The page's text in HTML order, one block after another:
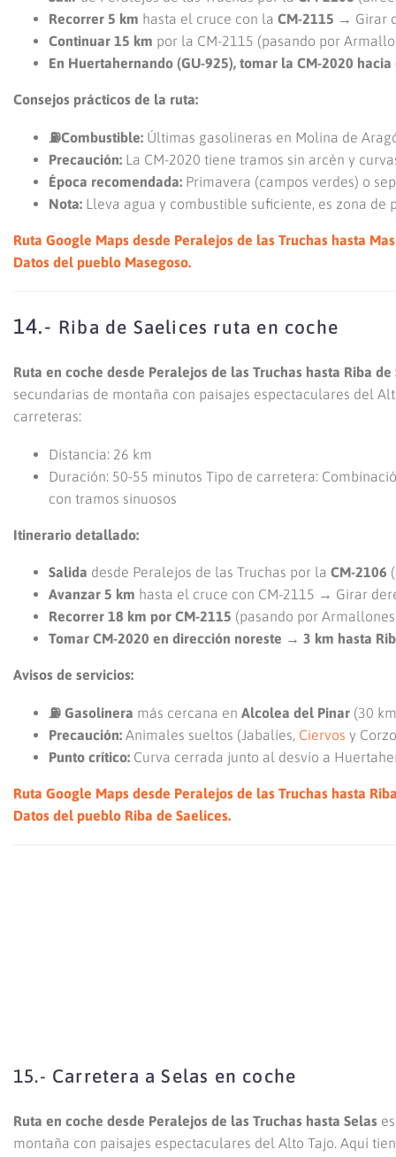
Recorrer 5 km hasta el cruce con la CM-2115 → Girar
Continuar 15 km por la CM-2115 (pasando por
En Huertahernando (GU-925), tomar la CM-2020
Consejos prácticos de la ruta:
⛽Combustible: Últimas gasolineras en Molina de
Precaución: La CM-2020 tiene tramos sin arcén y
Época recomendada: Primavera (campos verdes) o
Nota: Lleva agua y combustible suficiente, es zona de
Ruta Google Maps desde Peralejos de las Truchas hasta
Datos del pueblo Masegoso.
14.- Riba de Saelices ruta en coche
Ruta en coche desde Peralejos de las Truchas hasta Riba de
secundarias de montaña con paisajes espectaculares del
carreteras:
Distancia: 26 km
Duración: 50-55 minutos Tipo de carretera:
con tramos sinuosos
Itinerario detallado:
Salida desde Peralejos de las Truchas por la CM-2106
Avanzar 5 km hasta el cruce con CM-2115 → Girar
Recorrer 18 km por CM-2115 (pasando por
Tomar CM-2020 en dirección noreste → 3 km hasta
Avisos de servicios:
⛽ Gasolinera más cercana en Alcolea del Pinar (30
Precaución: Animales sueltos (Jabalíes, Ciervos y
Punto crítico: Curva cerrada junto al desvío a
Ruta Google Maps desde Peralejos de las Truchas hasta
Datos del pueblo Riba de Saelices.
15.- Carretera a Selas en coche
Ruta en coche desde Peralejos de las Truchas hasta Selas
montaña con paisajes espectaculares del Alto Tajo. Aquí